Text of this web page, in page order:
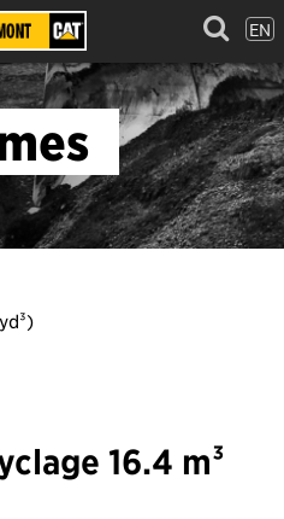
EN
16.4 m³